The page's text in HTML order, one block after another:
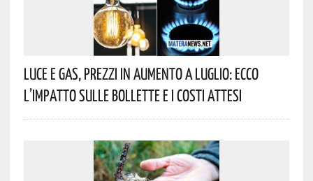
Luce E Gas, Prezzi In Aumento A Luglio: Ecco
L’impatto Sulle Bollette E I Costi Attesi